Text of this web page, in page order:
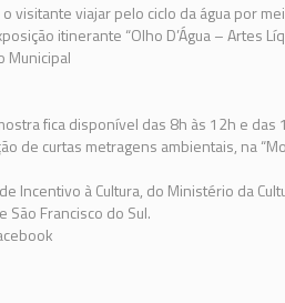
visitante viajar pelo ciclo da água por
itinerante “Olho D’Água – Artes
Municipal
fica disponível das 8h às 12h e
de curtas metragens ambientais, na
Incentivo à Cultura, do Ministério da
São Francisco do Sul.